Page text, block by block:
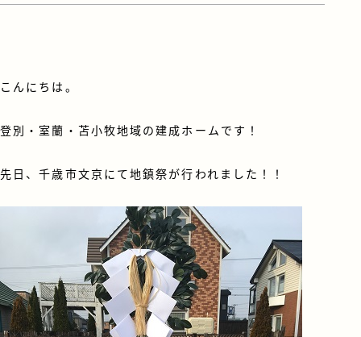
こんにちは。
登別・室蘭・苫小牧地域の建成ホームです！
先日、千歳市文京にて地鎮祭が行われました！！